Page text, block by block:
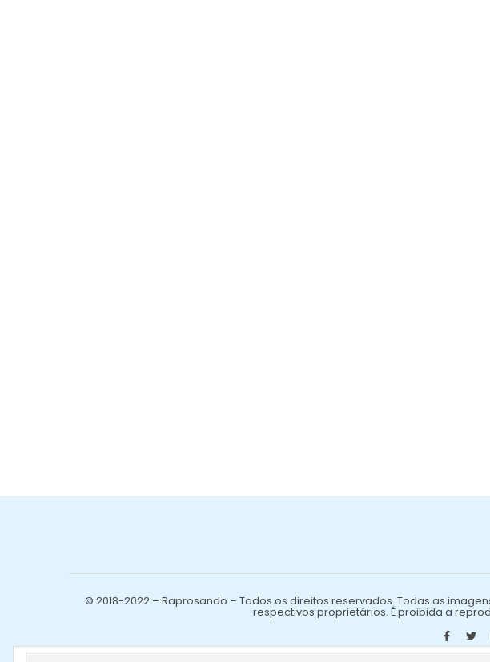
© 2018-2022 – Raprosando – Todos os direitos reservados. Todas as
respectivos proprietários. É proibida a